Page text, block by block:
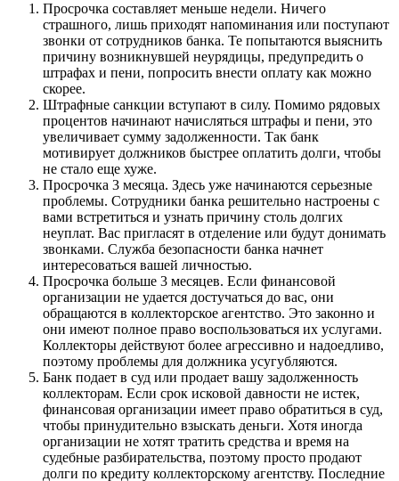
Просрочка составляет меньше недели. Ничего
страшного, лишь приходят напоминания или поступают
звонки от сотрудников банка. Те попытаются выяснить
причину возникнувшей неурядицы, предупредить о
штрафах и пени, попросить внести оплату как можно
скорее.
Штрафные санкции вступают в силу. Помимо рядовых
процентов начинают начисляться штрафы и пени, это
увеличивает сумму задолженности. Так банк
мотивирует должников быстрее оплатить долги, чтобы
не стало еще хуже.
Просрочка 3 месяца. Здесь уже начинаются серьезные
проблемы. Сотрудники банка решительно настроены с
вами встретиться и узнать причину столь долгих
неуплат. Вас пригласят в отделение или будут донимать
звонками. Служба безопасности банка начнет
интересоваться вашей личностью.
Просрочка больше 3 месяцев. Если финансовой
организации не удается достучаться до вас, они
обращаются в коллекторское агентство. Это законно и
они имеют полное право воспользоваться их услугами.
Коллекторы действуют более агрессивно и надоедливо,
поэтому проблемы для должника усугубляются.
Банк подает в суд или продает вашу задолженность
коллекторам. Если срок исковой давности не истек,
финансовая организации имеет право обратиться в суд,
чтобы принудительно взыскать деньги. Хотя иногда
организации не хотят тратить средства и время на
судебные разбирательства, поэтому просто продают
долги по кредиту коллекторскому агентству. Последние